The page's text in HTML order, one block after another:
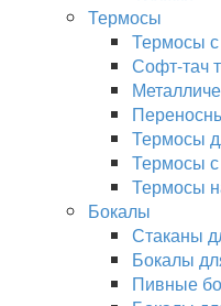
Термосы
Термосы с
Софт-тач
Термосы
Термосы
Термосы
Бокалы
Стаканы
Бокалы
Пивные